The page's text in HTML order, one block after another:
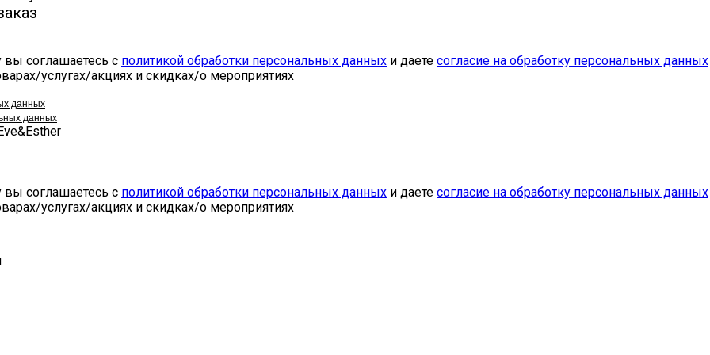
данных
данных
соглашаетесь с политикой обработки персональных данных и даете согласие на обработку персональных данных
услугах/акциях и скидках/о мероприятиях
соглашаетесь с политикой обработки персональных данных и даете согласие на обработку персональных данных
услугах/акциях и скидках/о мероприятиях